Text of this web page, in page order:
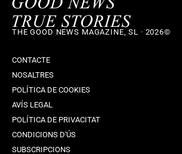
THE GOOD NEWS MAGAZINE, SL · 2026©
CONTACTE
NOSALTRES
POLÍTICA DE COOKIES
AVÍS LEGAL
POLÍTICA DE PRIVACITAT
CONDICIONS D'ÚS
SUBSCRIPCIONS